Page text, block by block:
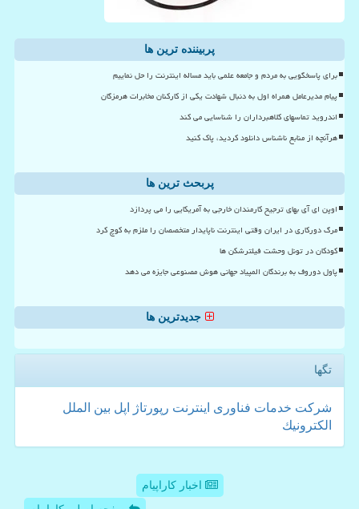
پربیننده ترین ها
برای پاسخگویی به مردم و جامعه علمی باید مساله اینترنت را حل نماییم
پیام مدیرعامل همراه اول به دنبال شهادت یکی از کارکنان مخابرات هرمزگان
اندروید تماسهای کلاهبرداران را شناسایی می کند
هرآنچه از منابع ناشناس دانلود کردید، پاک کنید
پربحث ترین ها
اوپن ای آی بهای ترجیح کارمندان خارجی به آمریکایی را می پردازد
مرگ دورکاری در ایران وقتی اینترنت ناپایدار متخصصان را ملزم به کوچ کرد
کودکان در تونل وحشت فیلترشکن ها
پاول دوروف به برندگان المپیاد جهانی هوش مصنوعی جایزه می دهد
جدیدترین ها
تگها
شركت خدمات فناوری اینترنت رپورتاژ اپل بین الملل
الكترونیك
اخبار کاراپیام